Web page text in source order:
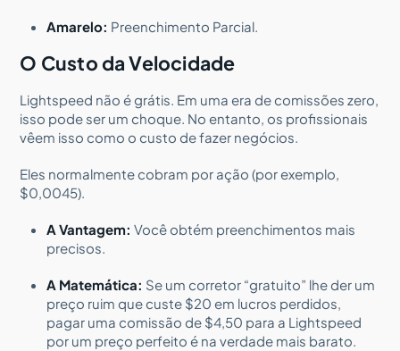
Amarelo: Preenchimento Parcial.
O Custo da Velocidade
Lightspeed não é grátis. Em uma era de comissões zero,
isso pode ser um choque. No entanto, os profissionais
vêem isso como o custo de fazer negócios.
Eles normalmente cobram por ação (por exemplo,
$0,0045).
A Vantagem: Você obtém preenchimentos mais
precisos.
A Matemática: Se um corretor “gratuito” lhe der um
preço ruim que custe $20 em lucros perdidos,
pagar uma comissão de $4,50 para a Lightspeed
por um preço perfeito é na verdade mais barato.